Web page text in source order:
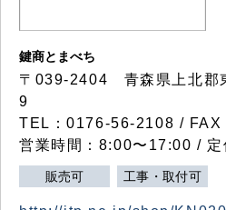
鍵商とまべち
〒039-2404 青森県上北郡
9
TEL：0176-56-2108 /
営業時間：8:00〜17:00 / 定
販売可 工事・取付可